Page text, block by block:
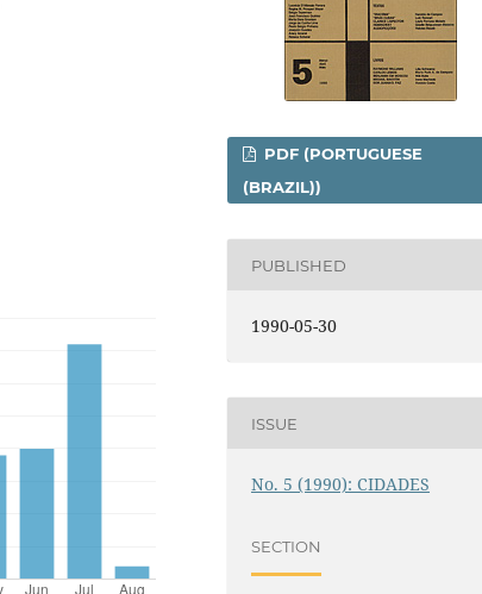
PDF (PORTUGUESE
(BRAZIL))
PUBLISHED
1990-05-30
ISSUE
No. 5 (1990): CIDADES
SECTION